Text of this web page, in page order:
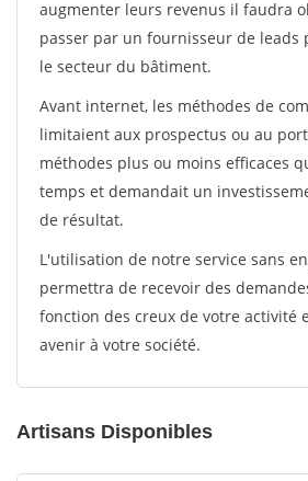
augmenter leurs revenus il faudra
passer par un fournisseur de leads
le secteur du bâtiment.
Avant internet, les méthodes de
limitaient aux prospectus ou au
méthodes plus ou moins efficaces
temps et demandait un
de résultat.
L'utilisation de notre service sans
permettra de recevoir des
fonction des creux de votre activité
avenir à votre société.
Artisans Disponibles